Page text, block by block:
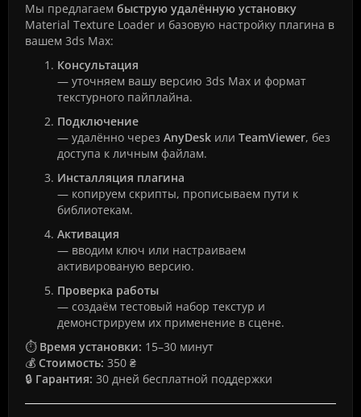
Мы предлагаем быструю удалённую установку
Material Texture Loader и базовую настройку плагина в
вашем 3ds Max:
Консультация
— уточняем вашу версию 3ds Max и формат
текстурного пайплайна.
Подключение
— удалённо через AnyDesk или TeamViewer, без
доступа к личным файлам.
Инсталляция плагина
— копируем скрипты, прописываем пути к
библиотекам.
Активация
— вводим ключ или настраиваем
активированую версию.
Проверка работы
— создаём тестовый набор текстур и
демонстрируем их применение в сцене.
⏱ Время установки: 15–30 минут
💰 Стоимость: 350 ₴
🔒 Гарантия: 30 дней бесплатной поддержки